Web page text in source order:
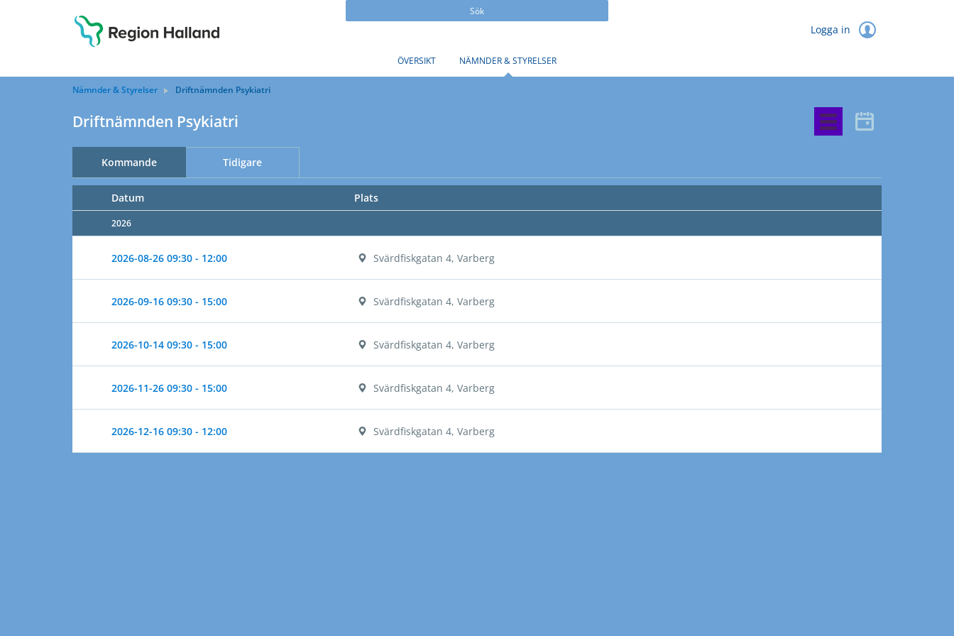
Sök
Logga in
ÖVERSIKT NÄMNDER & STYRELSER
Nämnder & Styrelser Driftnämnden Psykiatri
Driftnämnden Psykiatri
Kommande Tidigare
Datum Plats
2026
2026-08-26 09:30 - 12:00 Svärdfiskgatan 4, Varberg
2026-09-16 09:30 - 15:00 Svärdfiskgatan 4, Varberg
2026-10-14 09:30 - 15:00 Svärdfiskgatan 4, Varberg
2026-11-26 09:30 - 15:00 Svärdfiskgatan 4, Varberg
2026-12-16 09:30 - 12:00 Svärdfiskgatan 4, Varberg